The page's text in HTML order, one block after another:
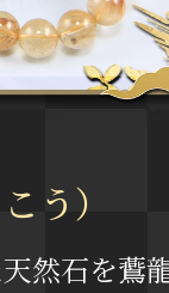
う）
然石を鷰